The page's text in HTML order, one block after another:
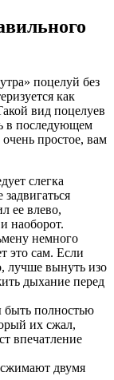
поцелуй без
как
вид поцелуев
в последующем
простое, вам
слегка
ее влево,
наоборот.
немного
это сам. Если
лучше вынуть изо
дыхание перед
быть полностью
их сжал,
впечатление
двумя